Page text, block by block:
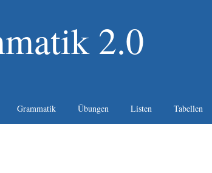
2.0
Grammatik Übungen Listen Tabellen